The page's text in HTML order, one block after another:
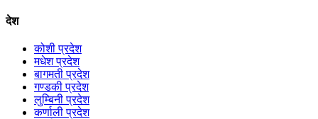
देश
कोशी प्रदेश
मधेश प्रदेश
बागमती प्रदेश
गण्डकी प्रदेश
लुम्बिनी प्रदेश
कर्णाली प्रदेश